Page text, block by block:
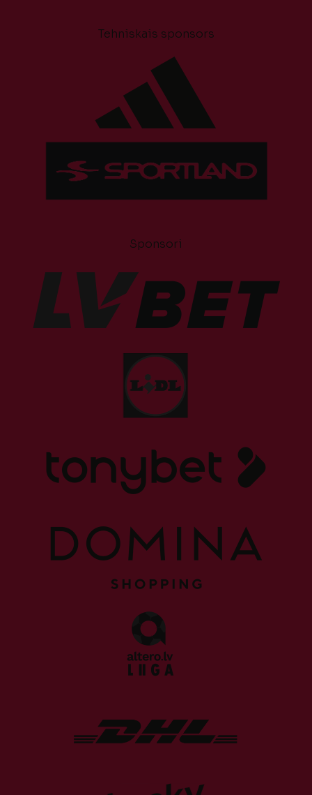
Tehniskais sponsors
Sponsori